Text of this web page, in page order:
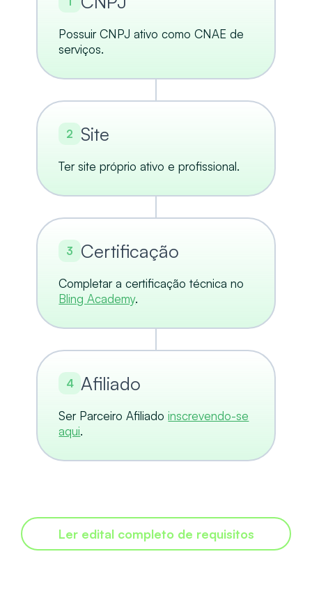
Possuir CNPJ ativo como CNAE de
serviços.
2 Site
Ter site próprio ativo e profissional.
3 Certificação
Completar a certificação técnica no
Bling Academy.
4 Afiliado
Ser Parceiro Afiliadoinscrevendo-se
aqui.
Ler edital completo de requisitos